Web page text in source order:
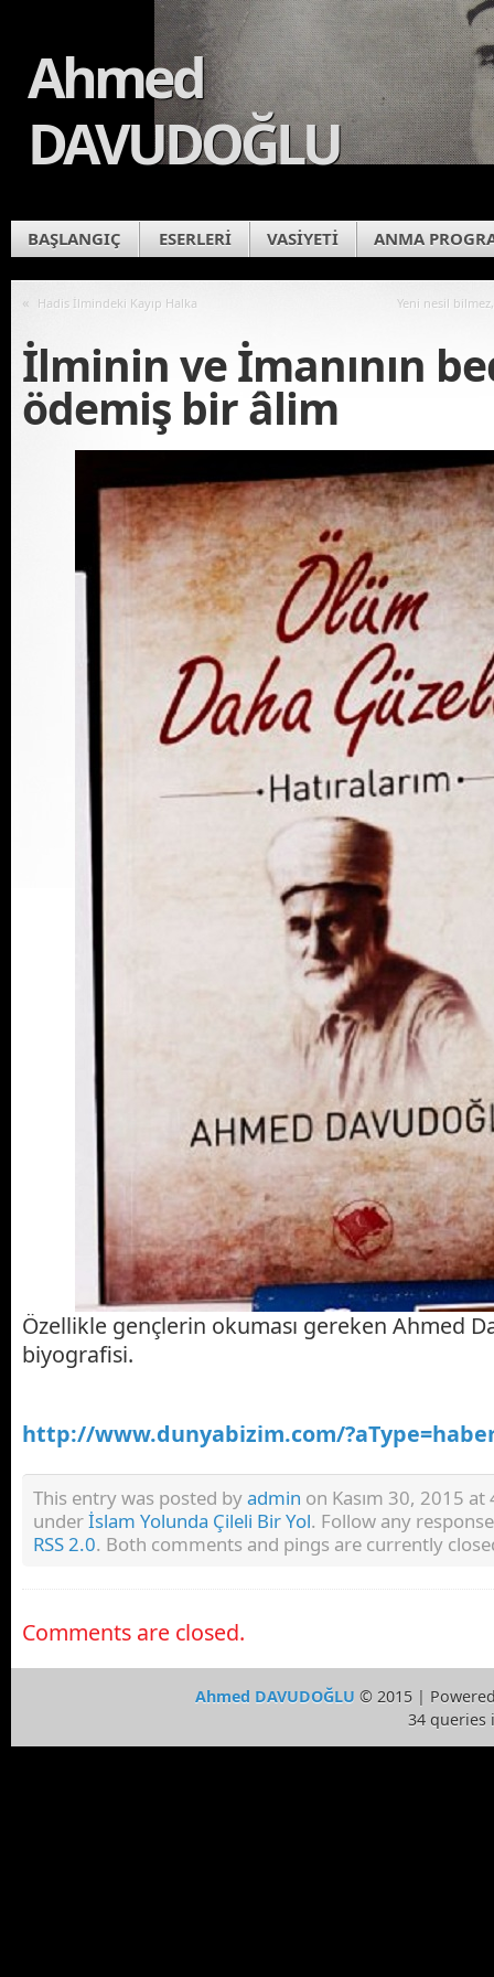
Ahmed
DAVUDOĞLU
BAŞLANGIÇ ESERLERİ VASİYETİ ANMA
« Hadis İlmindeki Kayıp Halka Yeni nesil
İlminin ve İmanının
ödemiş bir âlim
Özellikle gençlerin okuması gereken Ahmed
biyografisi.
http://www.dunyabizim.com/
This entry was posted byadmin on Kasım 30, 2015
underİslam Yolunda Çileli Bir Yol. Follow any
RSS 2.0. Both comments and pings are currently
Comments are closed.
Ahmed DAVUDOĞLU © 2015 |
34 queries